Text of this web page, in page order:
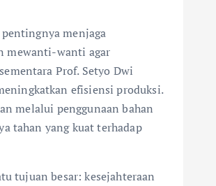
menjaga
mewanti-wanti agar
Prof. Setyo Dwi
efisiensi produksi.
melalui penggunaan bahan
tahan yang kuat terhadap
tujuan besar: kesejahteraan